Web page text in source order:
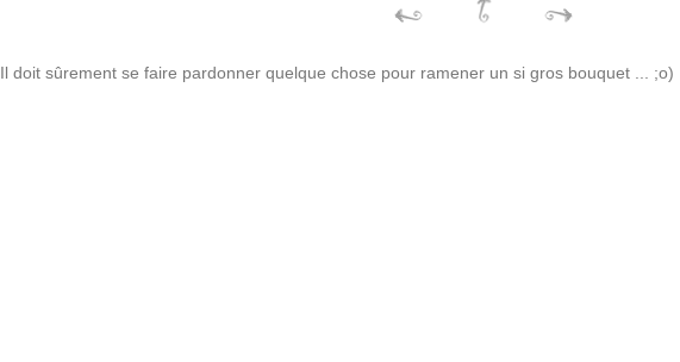
Il doit sûrement se faire pardonner quelque chose pour ramener un si gros bouquet ... ;o)